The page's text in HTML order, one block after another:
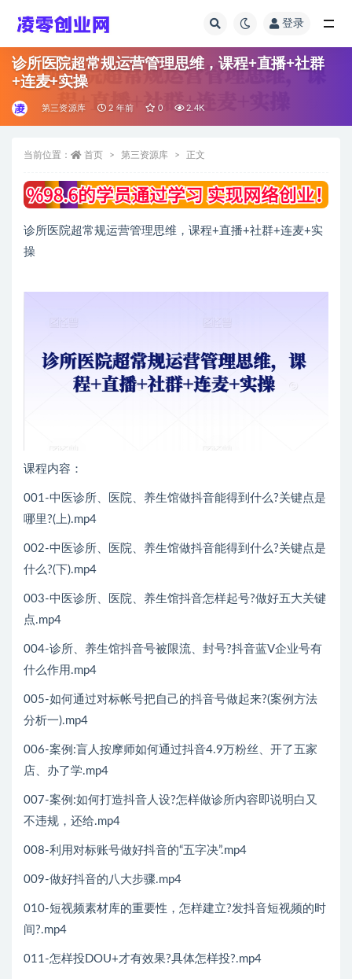
登录
诊所医院超常规运营管理思维，课程+直播+社群
+连麦+实操
第三资源库 2 年前 0 2.4K
当前位置： 首页 第三资源库 正文
诊所医院超常规运营管理思维，课程+直播+社群+连麦+实
操
课程内容：
001-中医诊所、医院、养生馆做抖音能得到什么?关键点是
哪里?(上).mp4
002-中医诊所、医院、养生馆做抖音能得到什么?关键点是
什么?(下).mp4
003-中医诊所、医院、养生馆抖音怎样起号?做好五大关键
点.mp4
004-诊所、养生馆抖音号被限流、封号?抖音蓝V企业号有
什么作用.mp4
005-如何通过对标帐号把自己的抖音号做起来?(案例方法
分析一).mp4
006-案例:盲人按摩师如何通过抖音4.9万粉丝、开了五家
店、办了学.mp4
007-案例:如何打造抖音人设?怎样做诊所内容即说明白又
不违规，还给.mp4
008-利用对标账号做好抖音的“五字决”.mp4
009-做好抖音的八大步骤.mp4
010-短视频素材库的重要性，怎样建立?发抖音短视频的时
间?.mp4
011-怎样投DOU+才有效果?具体怎样投?.mp4